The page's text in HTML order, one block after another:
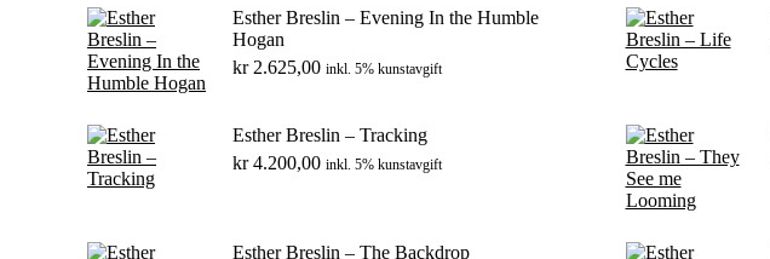
Esther Breslin – Evening In the Humble
Hogan
kr2.625,00 inkl. 5% kunstavgift
Esther Breslin – Tracking
kr4.200,00 inkl. 5% kunstavgift
Esther Breslin – The Backdrop